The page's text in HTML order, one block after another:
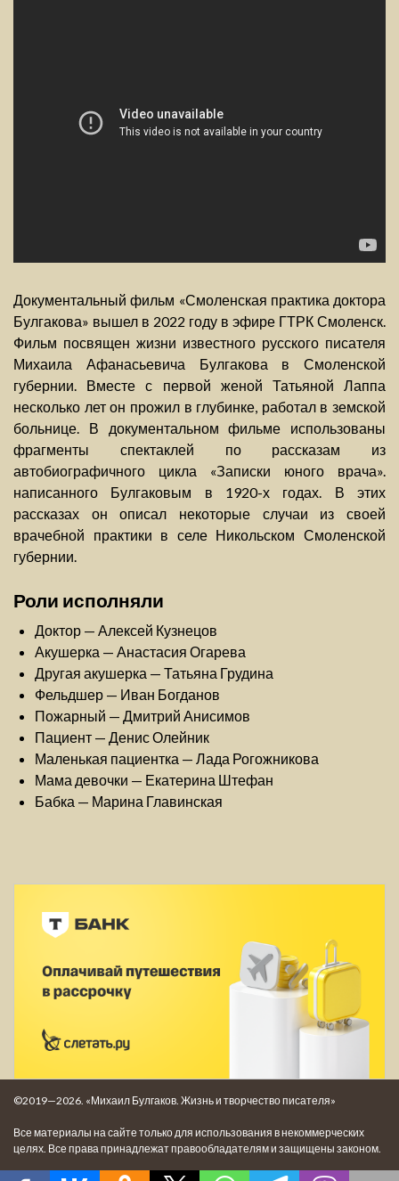
Документальный фильм «Смоленская практика доктора
Булгакова» вышел в 2022 году в эфире ГТРК Смоленск.
Фильм посвящен жизни известного русского писателя
Михаила Афанасьевича Булгакова в Смоленской
губернии. Вместе с первой женой Татьяной Лаппа
несколько лет он прожил в глубинке, работал в земской
больнице. В документальном фильме использованы
фрагменты спектаклей по рассказам из
автобиографичного цикла «Записки юного врача».
написанного Булгаковым в 1920-х годах. В этих
рассказах он описал некоторые случаи из своей
врачебной практики в селе Никольском Смоленской
губернии.
Роли исполняли
Доктор — Алексей Кузнецов
Акушерка — Анастасия Огарева
Другая акушерка — Татьяна Грудина
Фельдшер — Иван Богданов
Пожарный — Дмитрий Анисимов
Пациент — Денис Олейник
Маленькая пациентка — Лада Рогожникова
Мама девочки — Екатерина Штефан
Бабка — Марина Главинская
©2019—2026. «Михаил Булгаков. Жизнь и творчество писателя»
Все материалы на сайте только для использования в некоммерческих
целях. Все права принадлежат правообладателям и защищены законом.